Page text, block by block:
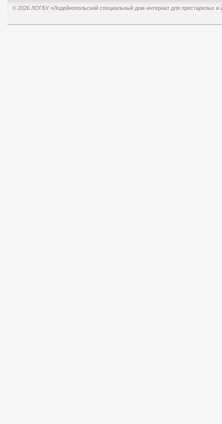
© 2026 ЛОГБУ «Лодейнопольский специальный дом-интернат для престарелых и